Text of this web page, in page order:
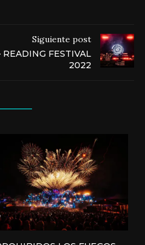
Siguiente post
FESTIVAL
2022